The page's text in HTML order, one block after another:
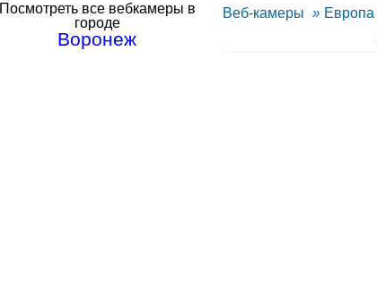
Посмотреть все вебкамеры в
городе
Воронеж
Веб-камеры » Европа